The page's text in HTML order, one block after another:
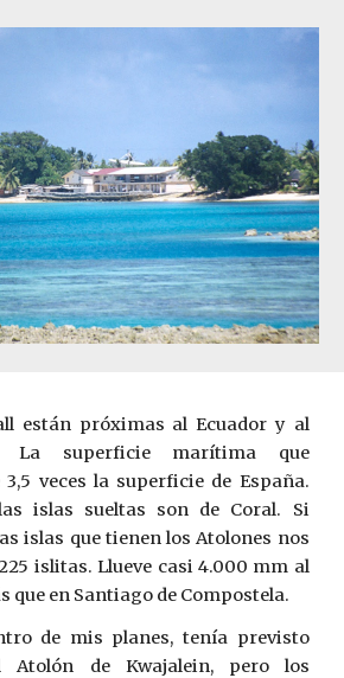
están próximas al Ecuador y al
La superficie marítima que
veces la superficie de España.
islas sueltas son de Coral. Si
islas que tienen los Atolones nos
islitas. Llueve casi 4.000 mm al
que en Santiago de Compostela.
de mis planes, tenía previsto
Atolón de Kwajalein, pero los